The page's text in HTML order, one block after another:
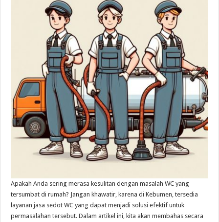
Apakah Anda sering merasa kesulitan dengan masalah WC yang
tersumbat di rumah? Jangan khawatir, karena di Kebumen, tersedia
layanan jasa sedot WC yang dapat menjadi solusi efektif untuk
permasalahan tersebut. Dalam artikel ini, kita akan membahas secara